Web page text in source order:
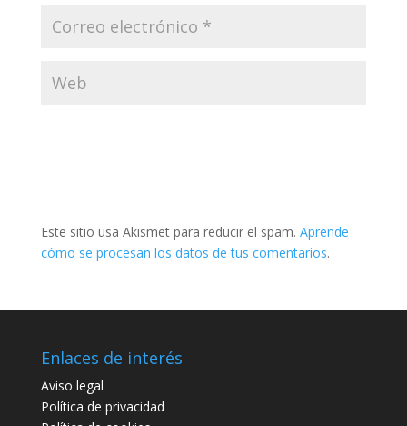
Este sitio usa Akismet para reducir el spam. Aprende
cómo se procesan los datos de tus comentarios.
Enlaces de interés
Aviso legal
Política de privacidad